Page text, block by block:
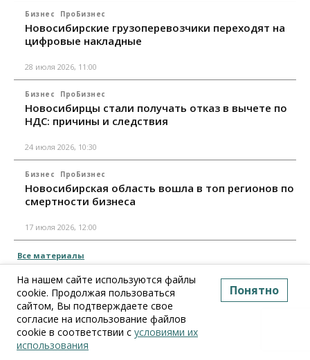
Бизнес ПроБизнес
Новосибирские грузоперевозчики переходят на
цифровые накладные
28 июля 2026, 11:00
Бизнес ПроБизнес
Новосибирцы стали получать отказ в вычете по
НДС: причины и следствия
24 июля 2026, 10:30
Бизнес ПроБизнес
Новосибирская область вошла в топ регионов по
смертности бизнеса
17 июля 2026, 12:00
Все материалы
На нашем сайте используются файлы
cookie. Продолжая пользоваться
сайтом, Вы подтверждаете свое
согласие на использование файлов
cookie в соответствии с условиями их
использования
Понятно